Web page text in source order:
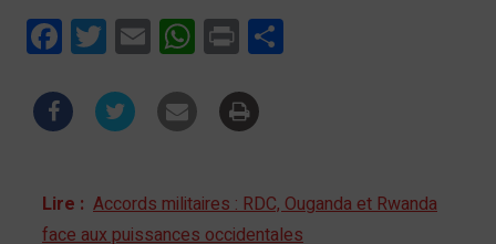
FacebookTwitterEmail WhatsApp
Print
Lire : Accords militaires : RDC, Ouganda et Rwanda
face aux puissances occidentales